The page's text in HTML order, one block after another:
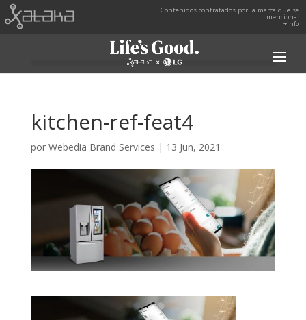
Contenidos contratados por la marca que se
menciona.
+info
kitchen-ref-feat4
por Webedia Brand Services | 13 Jun, 2021